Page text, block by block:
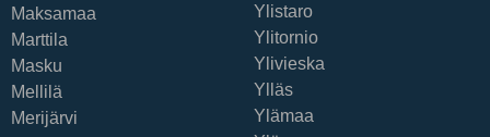
Maksamaa
Marttila
Masku
Mellilä
Merijärvi
Ylistaro
Ylitornio
Ylivieska
Ylläs
Ylämaa